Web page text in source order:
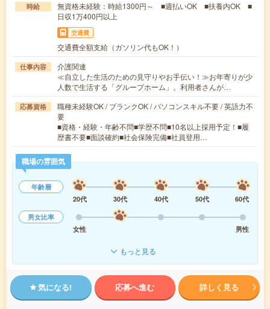
時給
無資格未経験：時給1300円～ ■週払いOK ■扶養内OK ■
日収1万400円以上
交通費
交通費全額支給（ガソリン代もOK！）
仕事内容
介護関連
≪自立した生活のための見守りやお手伝い！≫お年寄りが少
人数で生活する「グループホーム」。利用者さんが…
応募資格
職種未経験OK / ブランクOK / パソコンスキル不要 / 英語力不
要
■資格・経験・年齢不問■学歴不問■10名以上採用予定！■履
歴書不要■面談確約■社会保険完備■社員登用…
職場の雰囲気
年齢層
20代
30代 40代 50代
60代
男女比率
女性
男性
もっと見る
気になる! 応募へ進む 詳しく見る